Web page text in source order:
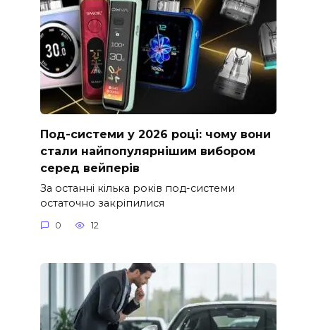
Под-системи у 2026 році: чому вони
стали найпопулярнішим вибором
серед вейперів
За останні кілька років под-системи
остаточно закріпилися
0 12